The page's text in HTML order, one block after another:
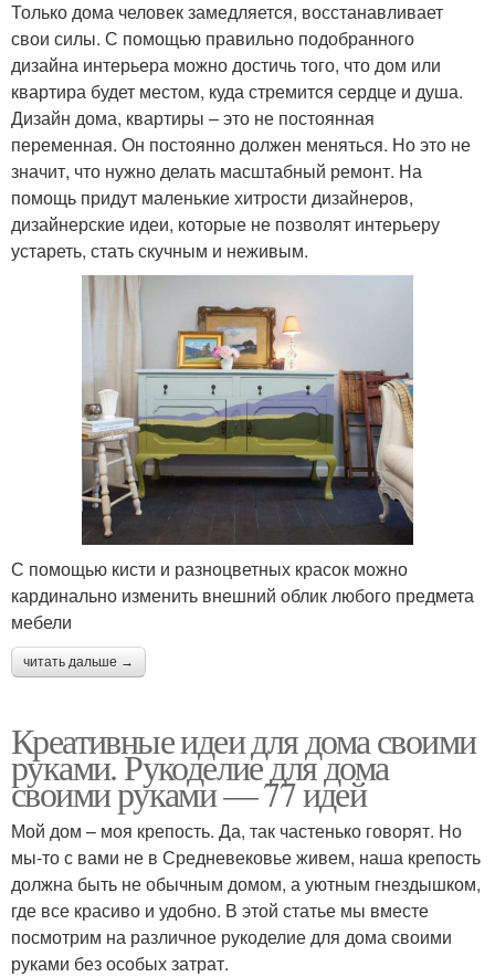
Только дома человек замедляется, восстанавливает
свои силы. С помощью правильно подобранного
дизайна интерьера можно достичь того, что дом или
квартира будет местом, куда стремится сердце и душа.
Дизайн дома, квартиры – это не постоянная
переменная. Он постоянно должен меняться. Но это не
значит, что нужно делать масштабный ремонт. На
помощь придут маленькие хитрости дизайнеров,
дизайнерские идеи, которые не позволят интерьеру
устареть, стать скучным и неживым.
С помощью кисти и разноцветных красок можно
кардинально изменить внешний облик любого предмета
мебели
читать дальше →
Креативные идеи для дома своими
руками. Рукоделие для дома
своими руками — 77 идей
Мой дом – моя крепость. Да, так частенько говорят. Но
мы-то с вами не в Средневековье живем, наша крепость
должна быть не обычным домом, а уютным гнездышком,
где все красиво и удобно. В этой статье мы вместе
посмотрим на различное рукоделие для дома своими
руками без особых затрат.